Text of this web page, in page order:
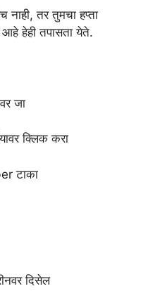
नाही, तर तुमचा हप्ता
हेही तपासता येते.
जा
क्लिक करा
टाका
दिसेल